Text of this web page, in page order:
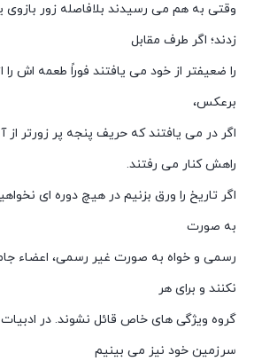
وقتی به هم می رسیدند بلافاصله زور
زدند؛ اگر طرف مقابل
را ضعیفتر از خود می یافتند فوراً طعمه اش
برعکس،
اگر در می یافتند که حریف پنجه پر زورتر از
راهش کنار می رفتند.
اگر تاریخ را ورق بزنیم در هیچ دوره ای
به صورت
رسمی و خواه به صورت غیر رسمی، اعضاء
نکنند و برای هر
گروه ویژگی های خاص قائل نشوند. در
سرزمین خود نیز می بینیم